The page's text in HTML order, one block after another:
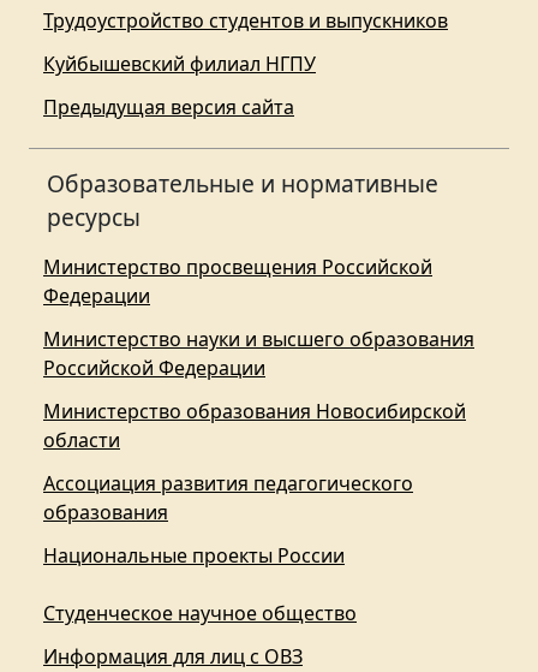
Трудоустройство студентов и выпускников
Куйбышевский филиал НГПУ
Предыдущая версия сайта
Образовательные и нормативные
ресурсы
Министерство просвещения Российской
Федерации
Министерство науки и высшего образования
Российской Федерации
Министерство образования Новосибирской
области
Ассоциация развития педагогического
образования
Национальные проекты России
Студенческое научное общество
Информация для лиц с ОВЗ